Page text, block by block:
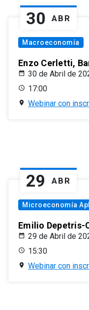
30 ABR
Macroeconomía
Enzo Cerletti,
30 de Abril de
17:00
Webinar con
29 ABR
Microeconomía
Emilio Depetris-
29 de Abril de
15:30
Webinar con